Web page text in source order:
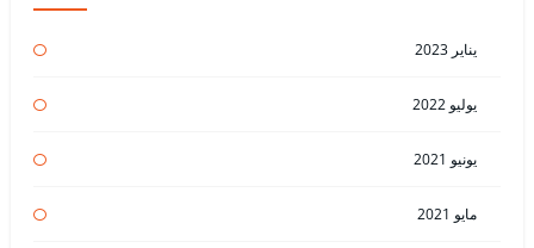
يناير 2023
يوليو 2022
يونيو 2021
مايو 2021